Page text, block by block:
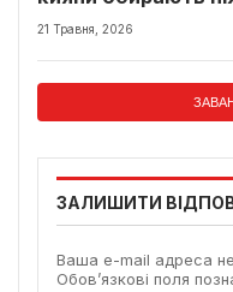
класики
21 Травня, 2026
ЗАЛИШИТИ
Ваша e-mail адреса
Обов’язкові поля